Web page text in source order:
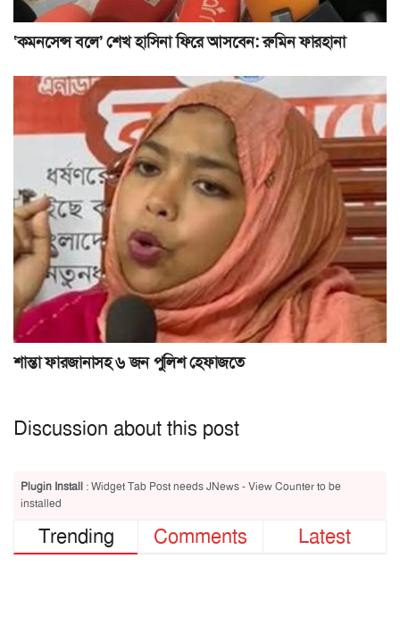
‘কমনসেন্স বলে’ শেখ হাসিনা ফিরে আসবেন: রুমিন ফারহানা
শান্তা ফারজানাসহ ৬ জন পুলিশ হেফাজতে
Discussion about this post
Plugin Install : Widget Tab Post needs JNews - View Counter to be
installed
Trending Comments Latest